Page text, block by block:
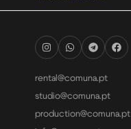
rental@comuna.pt
studio@comuna.pt
production@comuna.pt